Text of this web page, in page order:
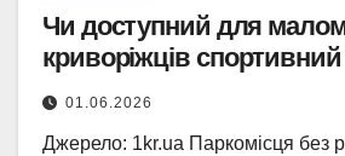
Чи доступний для
криворіжців
01.06.2026
Джерело: 1kr.ua Паркомісця без